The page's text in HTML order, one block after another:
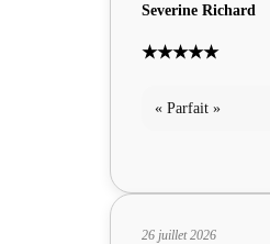
Severine Richard
★★★★★
« Parfait »
26 juillet 2026